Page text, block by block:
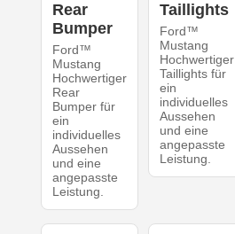
Rear
Bumper
Ford™
Mustang
Hochwertiger
Rear
Bumper für
ein
individuelles
Aussehen
und eine
angepasste
Leistung.
Taillights
Ford™
Mustang
Hochwertiger
Taillights für
ein
individuelles
Aussehen
und eine
angepasste
Leistung.